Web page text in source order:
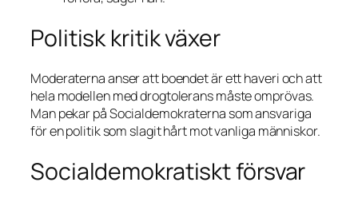
Politisk kritik växer
Moderaterna anser att boendet är ett haveri och att
hela modellen med drogtolerans måste omprövas.
Man pekar på Socialdemokraterna som ansvariga
för en politik som slagit hårt mot vanliga människor.
Socialdemokratiskt försvar